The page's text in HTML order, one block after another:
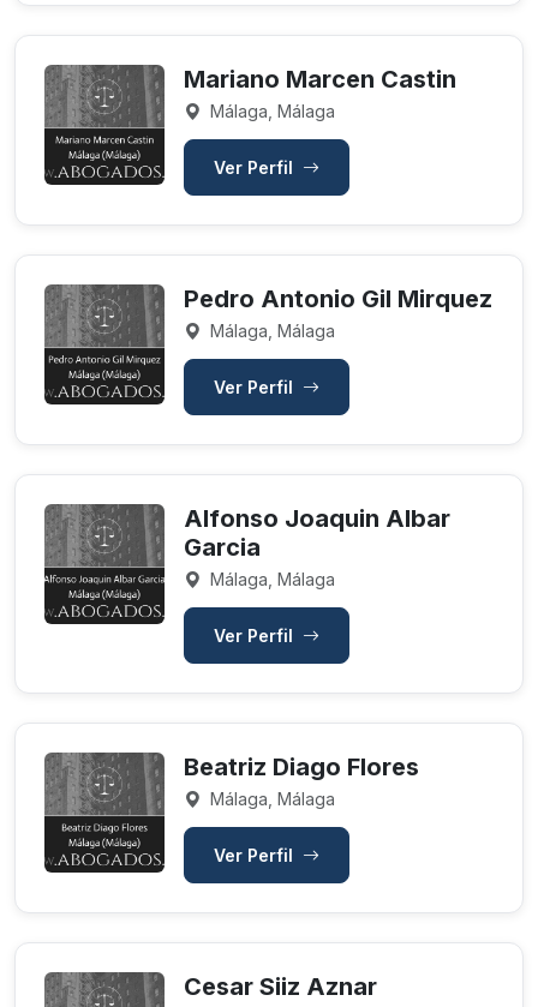
Mariano Marcen Castin
Málaga, Málaga
Ver Perfil
Pedro Antonio Gil Mirquez
Málaga, Málaga
Ver Perfil
Alfonso Joaquin Albar
Garcia
Málaga, Málaga
Ver Perfil
Beatriz Diago Flores
Málaga, Málaga
Ver Perfil
Cesar Siiz Aznar